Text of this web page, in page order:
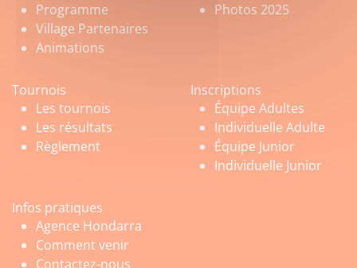
Programme
Village Partenaires
Animations
Photos 2025
Tournois
Les tournois
Les résultats
Règlement
Inscriptions
Équipe Adultes
Individuelle Adulte
Équipe Junior
Individuelle Junior
Infos pratiques
Agence Hondarra
Comment venir
Contactez-nous